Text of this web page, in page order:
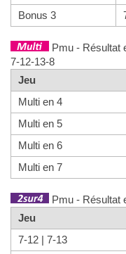
Bonus 3
Pmu - Résultat
7-12-13-8
Jeu
Multi en 4
Multi en 5
Multi en 6
Multi en 7
Pmu - Résultat
Jeu
7-12 | 7-13